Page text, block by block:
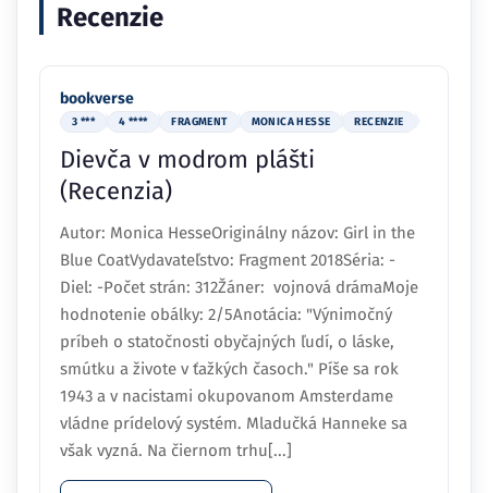
Recenzie
bookverse
3 *** 4 **** FRAGMENT MONICA HESSE RECENZIE
Dievča v modrom plášti
(Recenzia)
Autor: Monica HesseOriginálny názov: Girl in the
Blue CoatVydavateľstvo: Fragment 2018Séria: -
Diel: -Počet strán: 312Žáner: vojnová drámaMoje
hodnotenie obálky: 2/5Anotácia: "Výnimočný
príbeh o statočnosti obyčajných ľudí, o láske,
smútku a živote v ťažkých časoch." Píše sa rok
1943 a v nacistami okupovanom Amsterdame
vládne prídelový systém. Mladučká Hanneke sa
však vyzná. Na čiernom trhu[...]